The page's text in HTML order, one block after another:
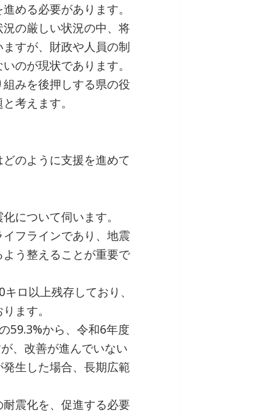
める必要があります。
の厳しい状況の中、将
すが、財政や人員の制
のが現状であります。
みを後押しする県の役
考えます。
のように支援を進めて
について伺います。
フラインであり、地震
う整えることが重要で
ロ以上残存しており、
ます。
59.3%から、令和6年度
、改善が進んでいない
生した場合、長期広範
震化を、促進する必要